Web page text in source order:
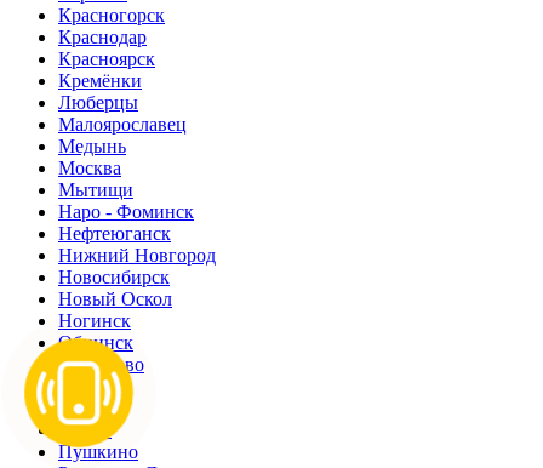
Красногорск
Краснодар
Красноярск
Кремёнки
Люберцы
Малоярославец
Медынь
Москва
Мытищи
Наро - Фоминск
Нефтеюганск
Нижний Новгород
Новосибирск
Новый Оскол
Ногинск
Обнинск
Одинцово
Орёл
Пермь
Пушкино